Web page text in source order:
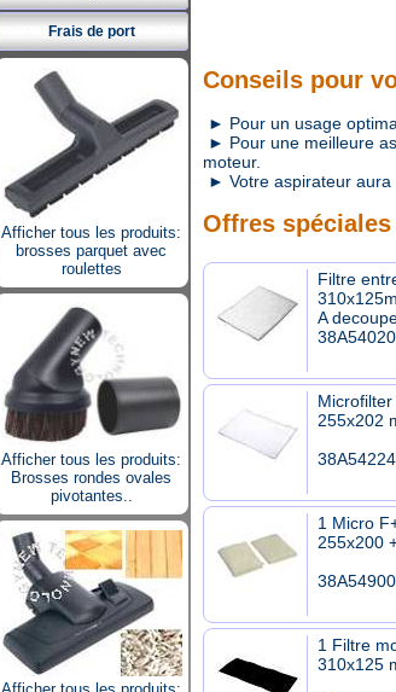
Frais de port
Afficher tous les produits:
brosses parquet avec
roulettes
Afficher tous les produits:
Brosses rondes ovales
pivotantes..
Conseils pour
► Pour un usage
► Pour une meilleure
moteur.
► Votre aspirateur aura
Offres
Filtre
A
38A54020
255x202
38A54224
1 Micro
255x200
38A54900
1 Filtre
310x125